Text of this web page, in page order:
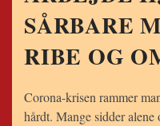
SÅRBARE
RIBE OG
Corona-krisen rammer
hårdt. Mange sidder